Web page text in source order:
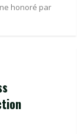
honoré par